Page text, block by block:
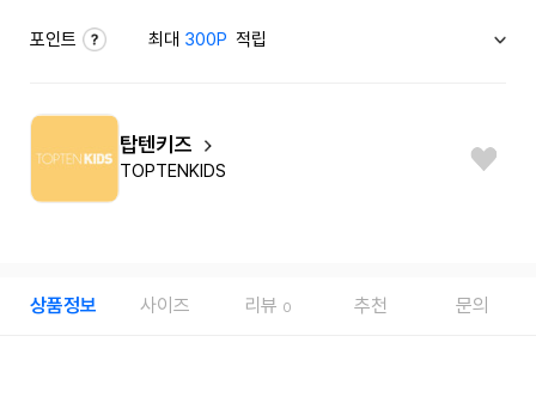
포인트 최대 300P 적립
탑텐키즈
TOPTENKIDS
상품정보 사이즈 리뷰 0 추천 문의